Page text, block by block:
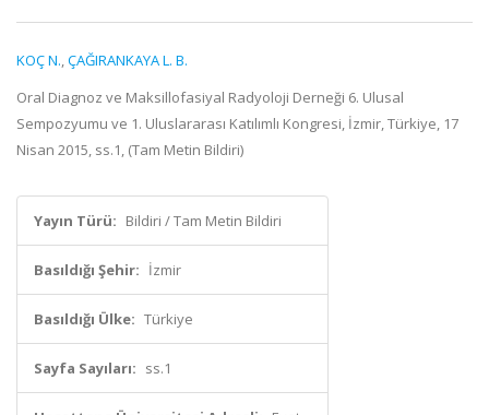
KOÇ N.,ÇAĞIRANKAYA L. B.
Oral Diagnoz ve Maksillofasiyal Radyoloji Derneği 6. Ulusal
Sempozyumu ve 1. Uluslararası Katılımlı Kongresi, İzmir, Türkiye, 17
Nisan 2015, ss.1, (Tam Metin Bildiri)
Yayın Türü: Bildiri / Tam Metin Bildiri
Basıldığı Şehir: İzmir
Basıldığı Ülke: Türkiye
Sayfa Sayıları: ss.1